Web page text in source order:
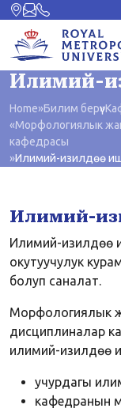
Илимий-
Home»Билим берүү»
«Морфологиялык
кафедрасы
»Илимий-изилдөө
Илимий-
Илимий-изилдөө
окутуучулук
болуп саналат.
Морфологиялык
дисциплиналар
илимий-изилдөө
учурдагы
кафедранын